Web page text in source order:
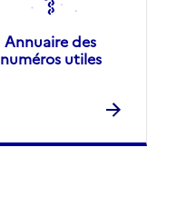
Annuaire des
numéros utiles